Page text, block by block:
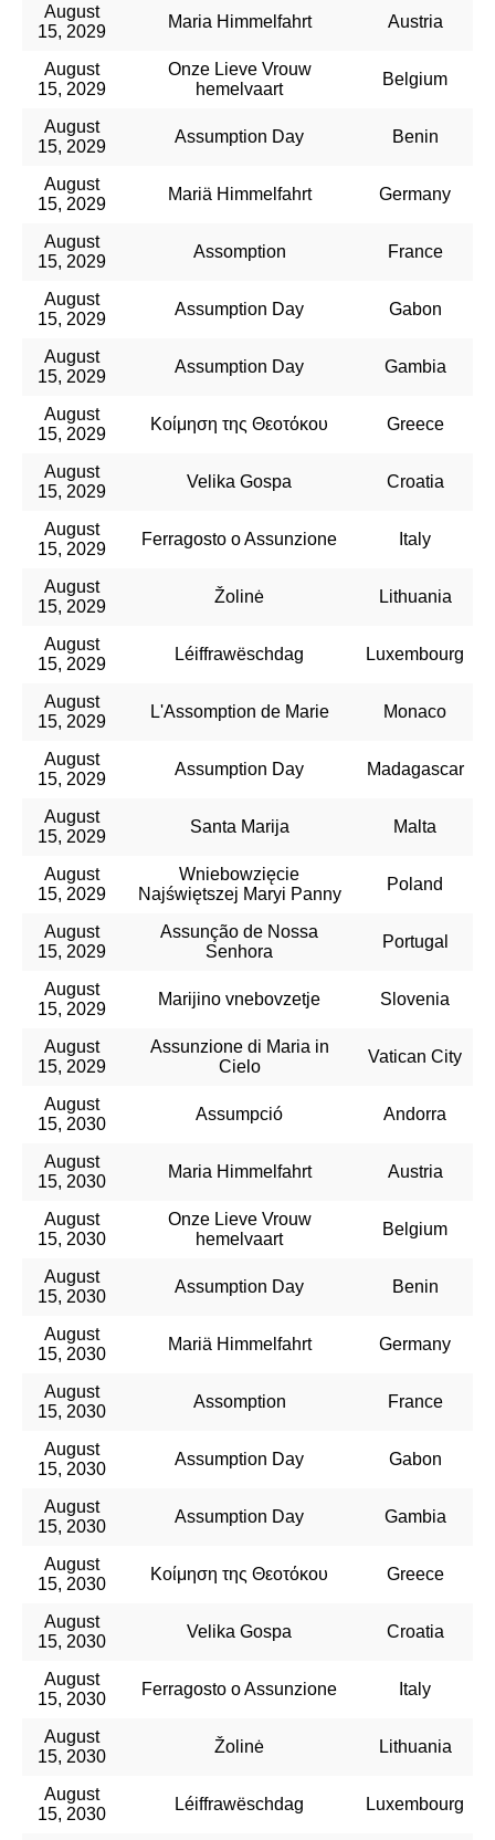
August
15, 2029
Maria Himmelfahrt Austria
August
15, 2029
Onze Lieve Vrouw
hemelvaart
Belgium
August
15, 2029
Assumption Day Benin
August
15, 2029
Mariä Himmelfahrt Germany
August
15, 2029
Assomption France
August
15, 2029
Assumption Day Gabon
August
15, 2029
Assumption Day Gambia
August
15, 2029
Κοίμηση της Θεοτόκου Greece
August
15, 2029
Velika Gospa Croatia
August
15, 2029
Ferragosto o Assunzione Italy
August
15, 2029
Žolinė Lithuania
August
15, 2029
Léiffrawëschdag Luxembourg
August
15, 2029
L'Assomption de Marie Monaco
August
15, 2029
Assumption Day Madagascar
August
15, 2029
Santa Marija Malta
August
15, 2029
Wniebowzięcie
Najświętszej Maryi Panny
Poland
August
15, 2029
Assunção de Nossa
Senhora
Portugal
August
15, 2029
Marijino vnebovzetje Slovenia
August
15, 2029
Assunzione di Maria in
Cielo
Vatican City
August
15, 2030
Assumpció Andorra
August
15, 2030
Maria Himmelfahrt Austria
August
15, 2030
Onze Lieve Vrouw
hemelvaart
Belgium
August
15, 2030
Assumption Day Benin
August
15, 2030
Mariä Himmelfahrt Germany
August
15, 2030
Assomption France
August
15, 2030
Assumption Day Gabon
August
15, 2030
Assumption Day Gambia
August
15, 2030
Κοίμηση της Θεοτόκου Greece
August
15, 2030
Velika Gospa Croatia
August
15, 2030
Ferragosto o Assunzione Italy
August
15, 2030
Žolinė Lithuania
August
15, 2030
Léiffrawëschdag Luxembourg